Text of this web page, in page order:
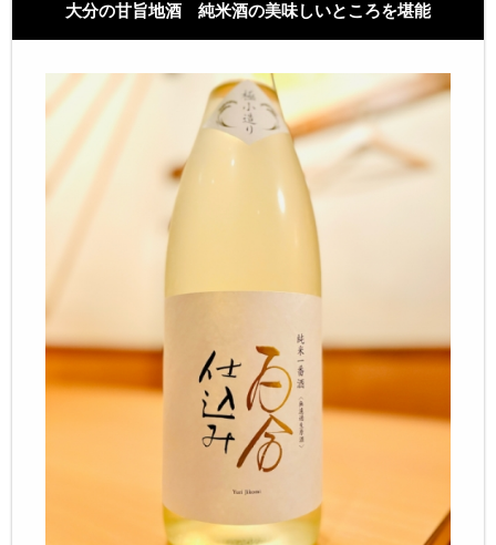
大分の甘旨地酒 純米酒の美味しいところを堪能